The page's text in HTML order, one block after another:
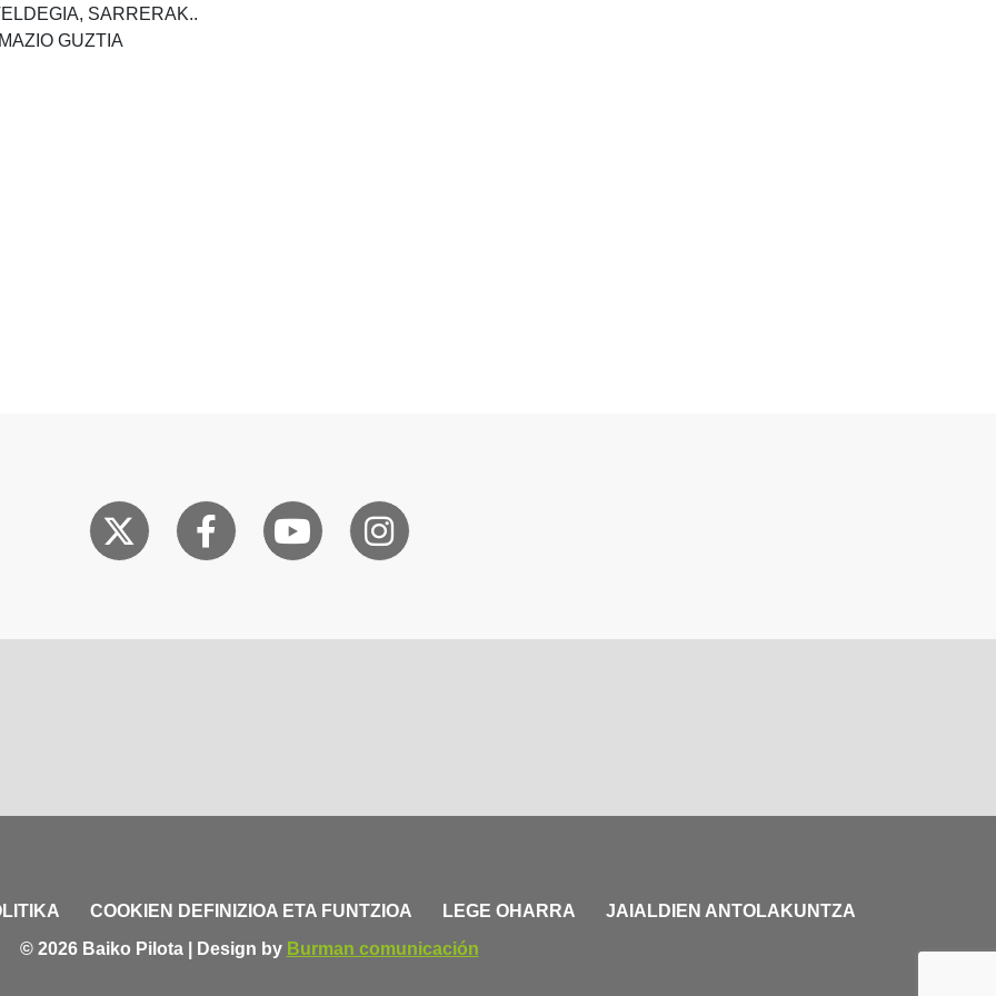
SARRERAK..
GUZTIA
COOKIEN DEFINIZIOA ETA FUNTZIOA LEGE OHARRA
JAIALDIEN ANTOLAKUNTZA
© 2026 Baiko Pilota | Design by Burman comunicación